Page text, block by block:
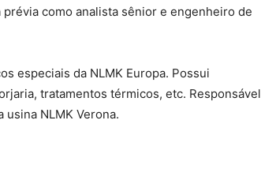
como analista sênior e engenheiro de
especiais da NLMK Europa. Possui
tratamentos térmicos, etc. Responsável
NLMK Verona.